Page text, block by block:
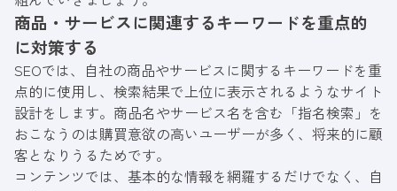
商品・サービスに関連するキーワードを重点的
に対策する
SEOでは、自社の商品やサービスに関するキーワードを重
点的に使用し、検索結果で上位に表示されるようなサイト
設計をします。商品名やサービス名を含む「指名検索」を
おこなうのは購買意欲の高いユーザーが多く、将来的に顧
客となりうるためです。
コンテンツでは、基本的な情報を網羅するだけでなく、自